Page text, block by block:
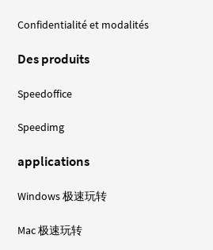
Confidentialité et modalités
Des produits
Speedoffice
Speedimg
applications
Windows 极速玩转
Mac 极速玩转